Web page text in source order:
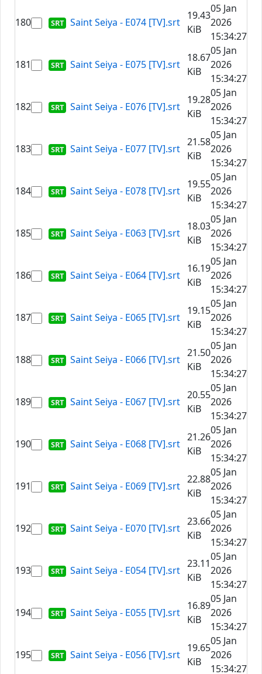
180 Saint Seiya - E074 [TV].srt
19.43
KiB
05 Jan
2026
15:34:27
181 Saint Seiya - E075 [TV].srt
18.67
KiB
05 Jan
2026
15:34:27
182 Saint Seiya - E076 [TV].srt
19.28
KiB
05 Jan
2026
15:34:27
183 Saint Seiya - E077 [TV].srt
21.58
KiB
05 Jan
2026
15:34:27
184 Saint Seiya - E078 [TV].srt
19.55
KiB
05 Jan
2026
15:34:27
185 Saint Seiya - E063 [TV].srt
18.03
KiB
05 Jan
2026
15:34:27
186 Saint Seiya - E064 [TV].srt
16.19
KiB
05 Jan
2026
15:34:27
187 Saint Seiya - E065 [TV].srt
19.15
KiB
05 Jan
2026
15:34:27
188 Saint Seiya - E066 [TV].srt
21.50
KiB
05 Jan
2026
15:34:27
189 Saint Seiya - E067 [TV].srt
20.55
KiB
05 Jan
2026
15:34:27
190 Saint Seiya - E068 [TV].srt
21.26
KiB
05 Jan
2026
15:34:27
191 Saint Seiya - E069 [TV].srt
22.88
KiB
05 Jan
2026
15:34:27
192 Saint Seiya - E070 [TV].srt
23.66
KiB
05 Jan
2026
15:34:27
193 Saint Seiya - E054 [TV].srt
23.11
KiB
05 Jan
2026
15:34:27
194 Saint Seiya - E055 [TV].srt
16.89
KiB
05 Jan
2026
15:34:27
195 Saint Seiya - E056 [TV].srt
19.65
KiB
05 Jan
2026
15:34:27